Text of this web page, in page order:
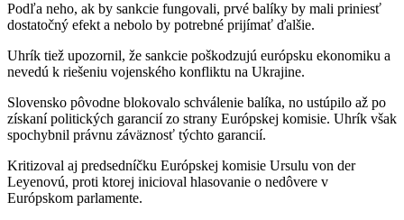
Podľa neho, ak by sankcie fungovali, prvé balíky by mali priniesť
dostatočný efekt a nebolo by potrebné prijímať ďalšie.
Uhrík tiež upozornil, že sankcie poškodzujú európsku ekonomiku a
nevedú k riešeniu vojenského konfliktu na Ukrajine.
Slovensko pôvodne blokovalo schválenie balíka, no ustúpilo až po
získaní politických garancií zo strany Európskej komisie. Uhrík však
spochybnil právnu záväznosť týchto garancií.
Kritizoval aj predsedníčku Európskej komisie Ursulu von der
Leyenovú, proti ktorej inicioval hlasovanie o nedôvere v
Európskom parlamente.